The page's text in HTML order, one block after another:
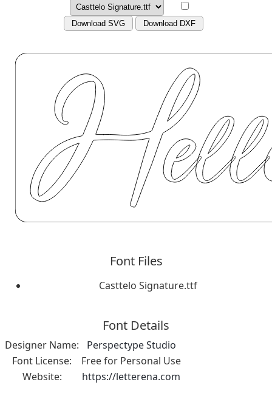
Download SVG Download DXF
Font Files
Casttelo Signature.ttf
Font Details
Designer Name:
Perspectype Studio
Font License:
Free for Personal Use
Website:
https://letterena.com